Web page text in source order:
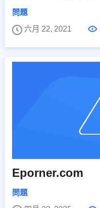
問題
六月 22, 2021
Eporner.com
問題